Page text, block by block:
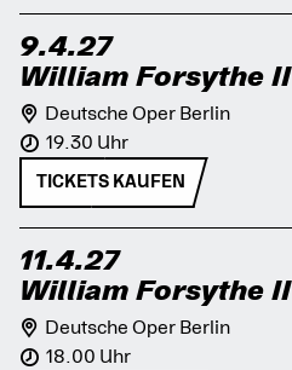
9.4.27
William Forsythe II
Deutsche Oper Berlin
19.30 Uhr
TICKETS KAUFEN
11.4.27
William Forsythe II
Deutsche Oper Berlin
18.00 Uhr